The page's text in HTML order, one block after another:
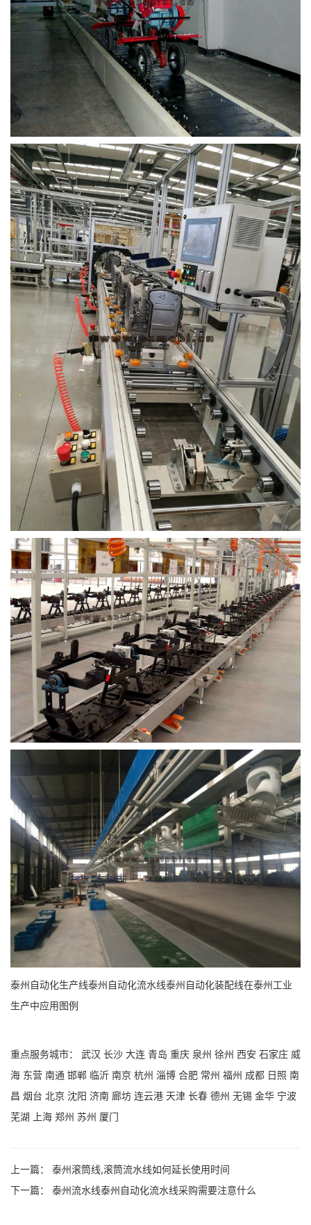
泰州自动化生产线泰州自动化流水线泰州自动化装配线在泰州工业
生产中应用图例
重点服务城市： 武汉 长沙 大连 青岛 重庆 泉州 徐州 西安 石家庄 威
海 东营 南通 邯郸 临沂 南京 杭州 淄博 合肥 常州 福州 成都 日照 南
昌 烟台 北京 沈阳 济南 廊坊 连云港 天津 长春 德州 无锡 金华 宁波
芜湖
上海 郑州 苏州 厦门
上一篇： 泰州滚筒线,滚筒流水线如何延长使用时间
下一篇： 泰州流水线泰州自动化流水线采购需要注意什么